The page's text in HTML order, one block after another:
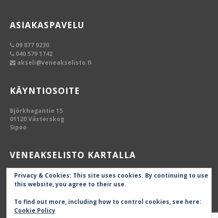
ASIAKASPAVELU
09 877 9230
040 579 1742
akseli@veneakselisto.fi
KÄYNTIOSOITE
Björkhagantie 15
01120 Västerskog
Sipoo
VENEAKSELISTO KARTALLA
Privacy & Cookies: This site uses cookies. By continuing to use
this website, you agree to their use.
To find out more, including how to control cookies, see here:
Cookie Policy